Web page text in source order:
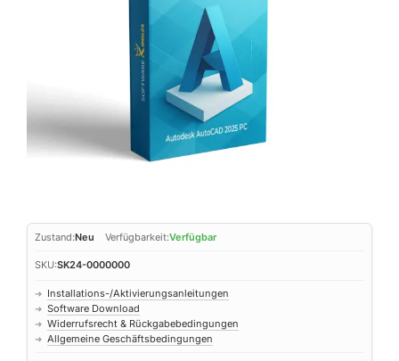
Zustand:Neu Verfügbarkeit:Verfügbar
SKU:SK24-0000000
➜ Installations-/Aktivierungsanleitungen
➜ Software Download
➜ Widerrufsrecht & Rückgabebedingungen
➜ Allgemeine Geschäftsbedingungen